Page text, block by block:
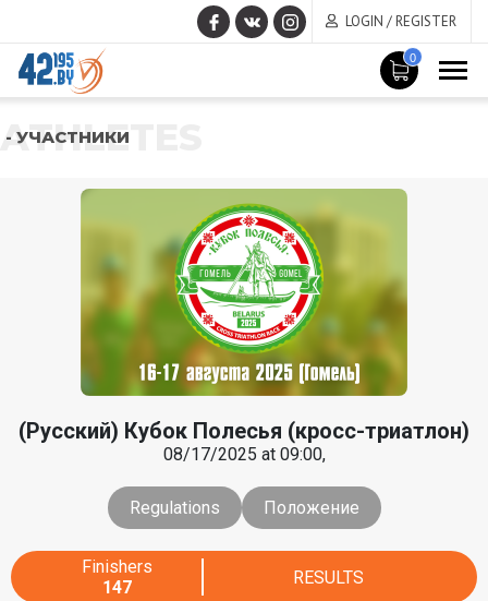
LOGIN / REGISTER
0
ATHLETES
- УЧАСТНИКИ
(Русский) Кубок Полесья (кросс-триатлон)
08/17/2025 at 09:00,
Regulations Положение
Finishers
147
RESULTS